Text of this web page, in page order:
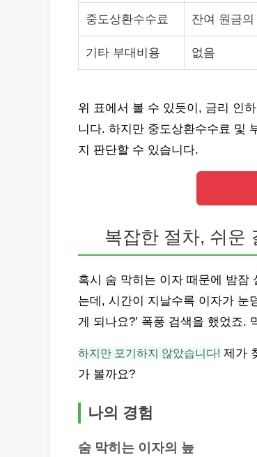
중도상환수수료 잔여 원금의
기타 부대비용 없음
위 표에서 볼 수 있듯이, 금리 인
니다. 하지만 중도상환수수료 및
지 판단할 수 있습니다.
복잡한 절차, 쉬운
혹시 숨 막히는 이자 때문에 밤잠
는데, 시간이 지날수록 이자가 눈
게 되나요?’ 폭풍 검색을 했었죠.
하지만 포기하지 않았습니다! 제가
가 볼까요?
나의 경험
숨 막히는 이자의 늪